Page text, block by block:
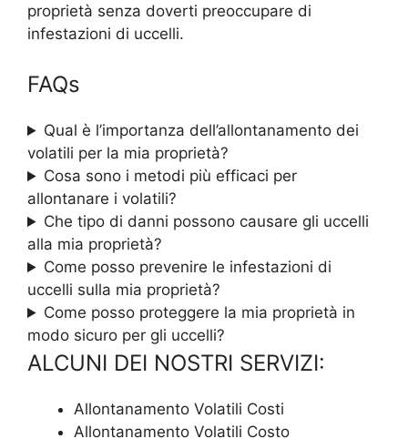
proprietà senza doverti preoccupare di
infestazioni di uccelli.
FAQs
Qual è l’importanza dell’allontanamento dei
volatili per la mia proprietà?
Cosa sono i metodi più efficaci per
allontanare i volatili?
Che tipo di danni possono causare gli uccelli
alla mia proprietà?
Come posso prevenire le infestazioni di
uccelli sulla mia proprietà?
Come posso proteggere la mia proprietà in
modo sicuro per gli uccelli?
ALCUNI DEI NOSTRI SERVIZI:
Allontanamento Volatili Costi
Allontanamento Volatili Costo